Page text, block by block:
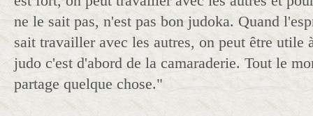
ne le sait pas, n'est pas bon judoka. Quand
sait travailler avec les autres, on peut être utile
judo c'est d'abord de la camaraderie. Tout le
partage quelque chose."